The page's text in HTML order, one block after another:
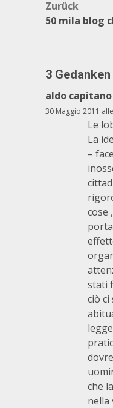
Zurück
50 mila blog
3 Gedanken
aldo capitano
30 Maggio 2011
Le
La
–
cose
stati
ciò
che
nella